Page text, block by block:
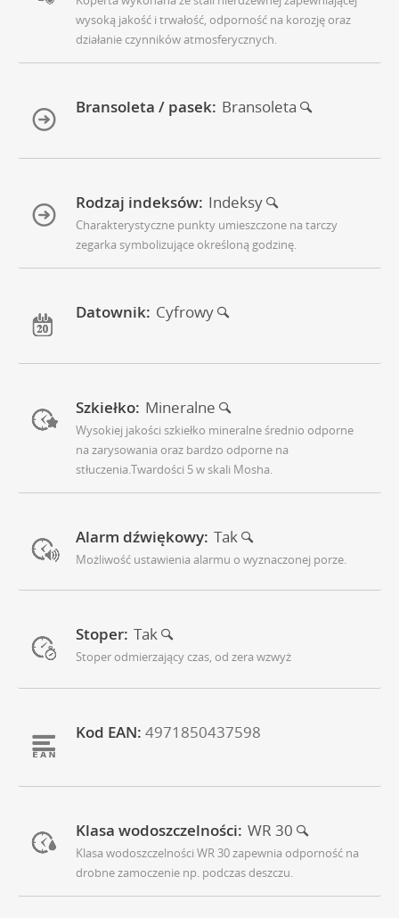
wysoką jakość i trwałość, odporność na korozję oraz
działanie czynników atmosferycznych.
Bransoleta / pasek: Bransoleta
Rodzaj indeksów: Indeksy
Charakterystyczne punkty umieszczone na tarczy
zegarka symbolizujące określoną godzinę.
Datownik: Cyfrowy
Szkiełko: Mineralne
Wysokiej jakości szkiełko mineralne średnio odporne
na zarysowania oraz bardzo odporne na
stłuczenia.Twardości 5 w skali Mosha.
Alarm dźwiękowy: Tak
Możliwość ustawienia alarmu o wyznaczonej porze.
Stoper: Tak
Stoper odmierzający czas, od zera wzwyż
Kod EAN: 4971850437598
Klasa wodoszczelności: WR 30
Klasa wodoszczelności WR 30 zapewnia odporność na
drobne zamoczenie np. podczas deszczu.